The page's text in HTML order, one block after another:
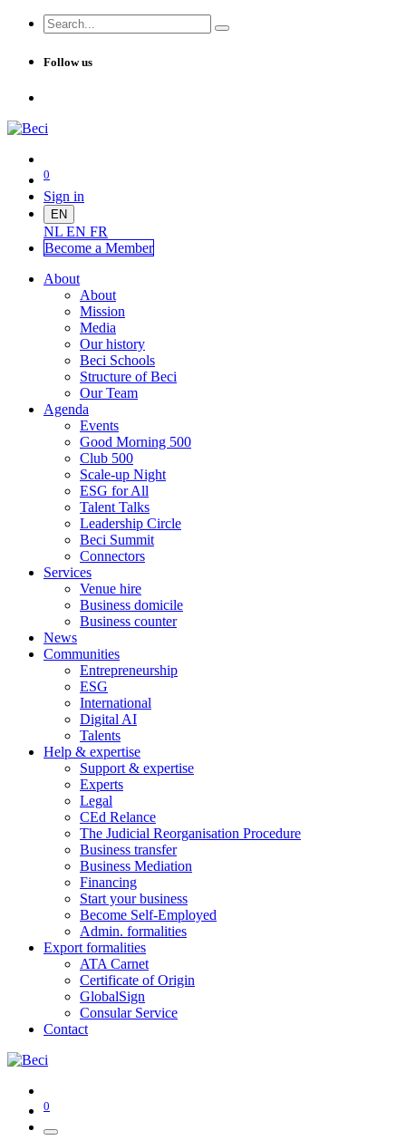
Follow us
0
Sign in
EN
NL EN FR
Become a Member
About
About
Mission
Media
Our history
Beci Schools
Structure of Beci
Our Team
Agenda
Events
Good Morning 500
Club 500
Scale-up Night
ESG for All
Talent Talks
Leadership Circle
Beci Summit
Connectors
Services
Venue hire
Business domicile
Business counter
News
Communities
Entrepreneurship
ESG
International
Digital AI
Talents
Help & expertise
Support & expertise
Experts
Legal
CEd Relance
The Judicial Reorganisation Procedure
Business transfer
Business Mediation
Financing
Start your business
Become Self-Employed
Admin. formalities
Export formalities
ATA Carnet
Certificate of Origin
GlobalSign
Consular Service
Contact
0